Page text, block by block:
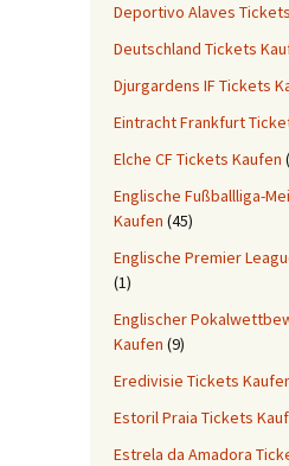
Deportivo Alaves
Deutschland Tickets
Djurgardens IF Tickets
Eintracht Frankfurt
Elche CF Tickets Kaufen
Englische Fußballliga-
Kaufen (45)
Englische Premier
(1)
Englischer
Kaufen (9)
Eredivisie Tickets
Estoril Praia Tickets
Estrela da Amadora